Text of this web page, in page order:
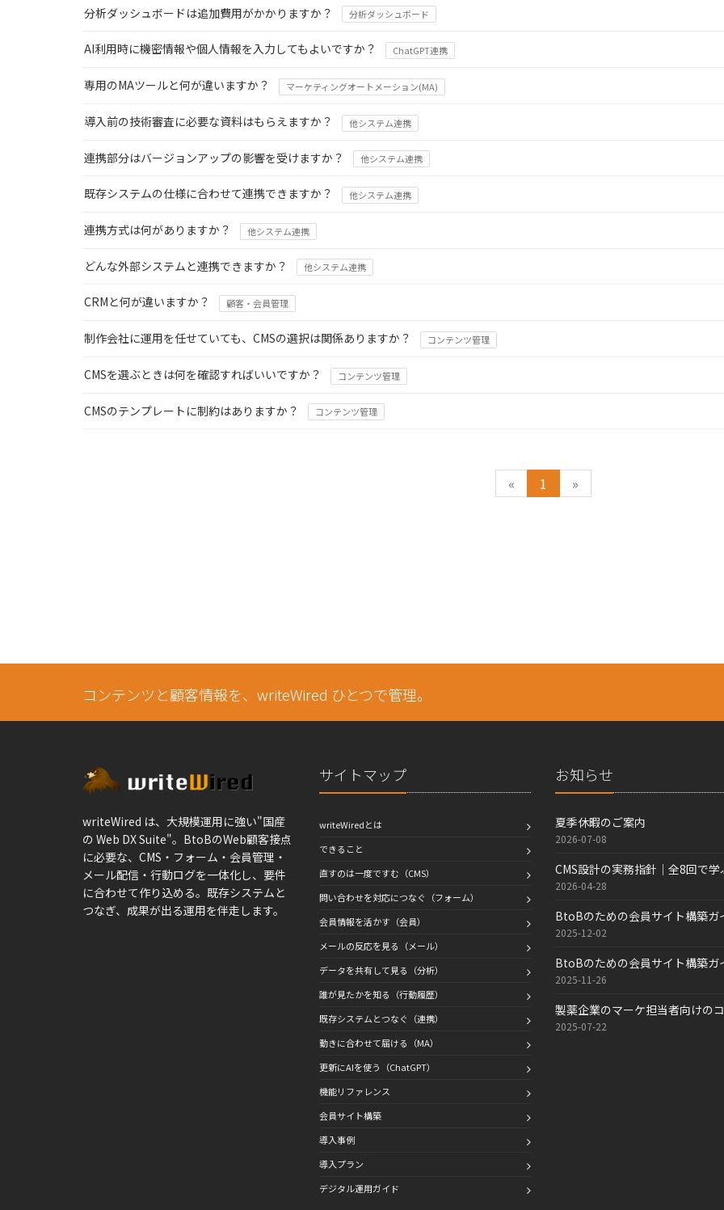
分析ダッシュボードは追加費用がかかりますか？ 分析ダッシュボード
AI利用時に機密情報や個人情報を入力してもよいですか？ ChatGPT連携
専用のMAツールと何が違いますか？ マーケティングオートメーション(MA)
導入前の技術審査に必要な資料はもらえますか？ 他システム連携
連携部分はバージョンアップの影響を受けますか？ 他システム連携
既存システムの仕様に合わせて連携できますか？ 他システム連携
連携方式は何がありますか？ 他システム連携
どんな外部システムと連携できますか？ 他システム連携
CRMと何が違いますか？ 顧客・会員管理
制作会社に運用を任せていても、CMSの選択は関係ありますか？ コンテンツ管理
CMSを選ぶときは何を確認すればいいですか？ コンテンツ管理
CMSのテンプレートに制約はありますか？ コンテンツ管理
« 1 »
コンテンツと顧客情報を、writeWired ひとつで管理。
writeWired は、大規模運用に強い"国産
の Web DX Suite"。BtoBのWeb顧客接点
に必要な、CMS・フォーム・会員管理・
メール配信・行動ログを一体化し、要件
に合わせて作り込める。既存システムと
つなぎ、成果が出る運用を伴走します。
サイトマップ
writeWiredとは
できること
直すのは一度ですむ（CMS）
問い合わせを対応につなぐ（フォーム）
会員情報を活かす（会員）
メールの反応を見る（メール）
データを共有して見る（分析）
誰が見たかを知る（行動履歴）
既存システムとつなぐ（連携）
動きに合わせて届ける（MA）
更新にAIを使う（ChatGPT）
機能リファレンス
会員サイト構築
導入事例
導入プラン
デジタル運用ガイド
お知らせ
夏季休暇のご案内
2026-07-08
CMS設計の実務指針｜全8回で
2026-04-28
BtoBのための会員サイト構築ガ
2025-12-02
BtoBのための会員サイト構築ガ
2025-11-26
製薬企業のマーケ担当者向けの
2025-07-22